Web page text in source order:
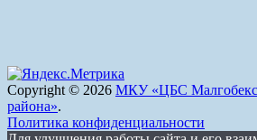
Copyright © 2026 МКУ «ЦБС
района».
Политика конфиденциальности